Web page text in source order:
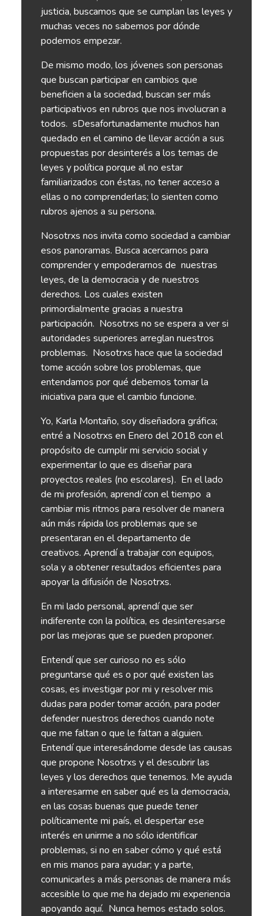
justicia, buscamos que se cumplan las leyes y
muchas veces no sabemos por dónde
podemos empezar.
De mismo modo, los jóvenes son personas
que buscan participar en cambios que
beneficien a la sociedad, buscan ser más
participativos en rubros que nos involucran a
todos. sDesafortunadamente muchos han
quedado en el camino de llevar acción a sus
propuestas por desinterés a los temas de
leyes y política porque al no estar
familiarizados con éstas, no tener acceso a
ellas o no comprenderlas; lo sienten como
rubros ajenos a su persona.
Nosotrxs nos invita como sociedad a cambiar
esos panoramas. Busca acercarnos para
comprender y empoderarnos de nuestras
leyes, de la democracia y de nuestros
derechos. Los cuales existen
primordialmente gracias a nuestra
participación. Nosotrxs no se espera a ver si
autoridades superiores arreglan nuestros
problemas. Nosotrxs hace que la sociedad
tome acción sobre los problemas, que
entendamos por qué debemos tomar la
iniciativa para que el cambio funcione.
Yo, Karla Montaño, soy diseñadora gráfica;
entré a Nosotrxs en Enero del 2018 con el
propósito de cumplir mi servicio social y
experimentar lo que es diseñar para
proyectos reales (no escolares). En el lado
de mi profesión, aprendí con el tiempo a
cambiar mis ritmos para resolver de manera
aún más rápida los problemas que se
presentaran en el departamento de
creativos. Aprendí a trabajar con equipos,
sola y a obtener resultados eficientes para
apoyar la difusión de Nosotrxs.
En mi lado personal, aprendí que ser
indiferente con la política, es desinteresarse
por las mejoras que se pueden proponer.
Entendí que ser curioso no es sólo
preguntarse qué es o por qué existen las
cosas, es investigar por mi y resolver mis
dudas para poder tomar acción, para poder
defender nuestros derechos cuando note
que me faltan o que le faltan a alguien.
Entendí que interesándome desde las causas
que propone Nosotrxs y el descubrir las
leyes y los derechos que tenemos. Me ayuda
a interesarme en saber qué es la democracia,
en las cosas buenas que puede tener
políticamente mi país, el despertar ese
interés en unirme a no sólo identificar
problemas, si no en saber cómo y qué está
en mis manos para ayudar; y a parte,
comunicarles a más personas de manera más
accesible lo que me ha dejado mi experiencia
apoyando aquí. Nunca hemos estado solos.